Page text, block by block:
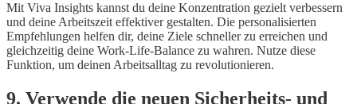
Mit Viva Insights kannst du deine Konzentration gezielt verbessern
und deine Arbeitszeit effektiver gestalten. Die personalisierten
Empfehlungen helfen dir, deine Ziele schneller zu erreichen und
gleichzeitig deine Work-Life-Balance zu wahren. Nutze diese
Funktion, um deinen Arbeitsalltag zu revolutionieren.
9. Verwende die neuen Sicherheits- und